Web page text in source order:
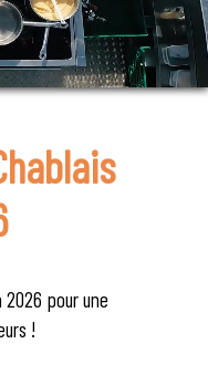
pour une
!